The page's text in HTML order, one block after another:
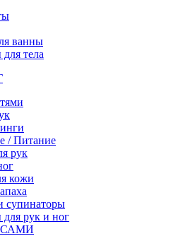
ванны
тела
/ Питание
рук
кожи
супинаторы
рук и ног